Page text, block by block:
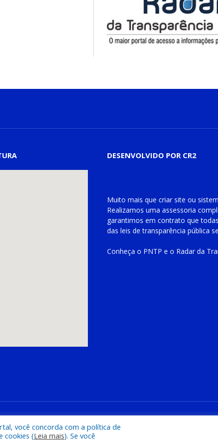
DESENVOLVIDO POR CR2
Muito mais que criar site ou
Realizamos uma assessoria
garantimos em contrato que
das leis de transparência pública
Conheça o PNTP e o Radar da
você concorda com a política de
cookies (Leia mais). Se você